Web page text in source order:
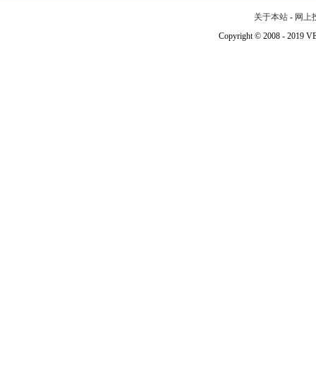
关于本站 - 网上
Copyright © 2008 - 2019